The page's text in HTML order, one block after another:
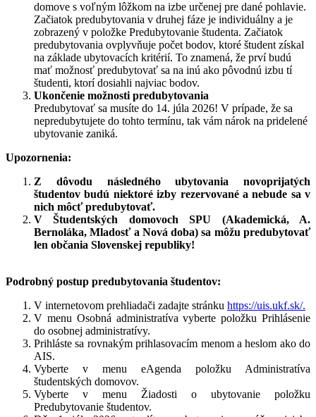
domove s voľným lôžkom na izbe určenej pre dané pohlavie.
Začiatok predubytovania v druhej fáze je individuálny a je
zobrazený v položke Predubytovanie študenta. Začiatok
predubytovania ovplyvňuje počet bodov, ktoré študent získal
na základe ubytovacích kritérií. To znamená, že prví budú
mať možnosť predubytovať sa na inú ako pôvodnú izbu tí
študenti, ktorí dosiahli najviac bodov.
Ukončenie možnosti predubytovania
Predubytovať sa musíte do 14. júla 2026! V prípade, že sa
nepredubytujete do tohto termínu, tak vám nárok na pridelené
ubytovanie zaniká.
Upozornenia:
Z dôvodu následného ubytovania novoprijatých
študentov budú niektoré izby rezervované a nebude sa v
nich môcť predubytovať.
V Študentských domovoch SPU (Akademická, A.
Bernoláka, Mladosť a Nová doba) sa môžu predubytovať
len občania Slovenskej republiky!
Podrobný postup predubytovania študentov:
V internetovom prehliadači zadajte stránku https://uis.ukf.sk/.
V menu Osobná administratíva vyberte položku Prihlásenie
do osobnej administratívy.
Prihláste sa rovnakým prihlasovacím menom a heslom ako do
AIS.
Vyberte v menu eAgenda položku Administratíva
študentských domovov.
Vyberte v menu Žiadosti o ubytovanie položku
Predubytovanie študentov.